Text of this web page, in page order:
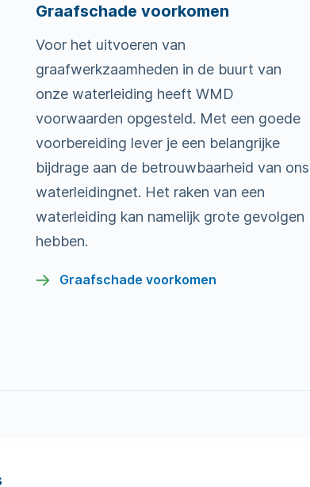
Graafschade voorkomen
Voor het uitvoeren van
graafwerkzaamheden in de buurt van
onze waterleiding heeft WMD
voorwaarden opgesteld. Met een goede
voorbereiding lever je een belangrijke
bijdrage aan de betrouwbaarheid van ons
waterleidingnet. Het raken van een
waterleiding kan namelijk grote gevolgen
hebben.
Graafschade voorkomen